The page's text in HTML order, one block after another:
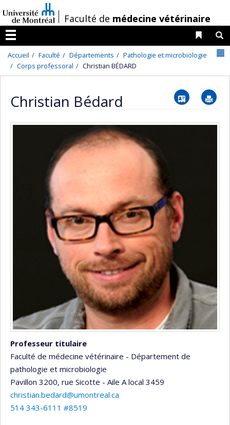
au
contenu
/Faculté de médecine vétérinaire
Menu
Liens
Accueil Faculté Départements
Pathologie et microbiologie
Corps professoral
Christian BÉDARD
Christian Bédard Vcard
Professeur titulaire
Faculté de médecine vétérinaire - Département de
pathologie et microbiologie
Pavillon 3200, rue Sicotte - Aile Alocal 3459
christian.bedard@umontreal.ca
514 343-6111 #8519